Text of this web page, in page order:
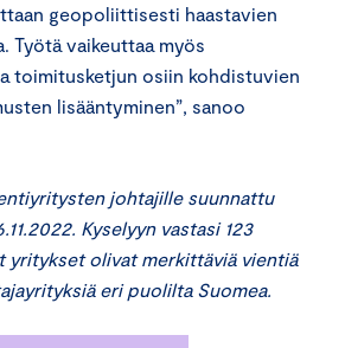
geopoliittisesti haastavien
Työtä vaikeuttaa myös
toimitusketjun osiin kohdistuvien
lisääntyminen”, sanoo
johtajille suunnattu
Kyselyyn vastasi 123
yritykset olivat merkittäviä vientiä
eri puolilta Suomea.